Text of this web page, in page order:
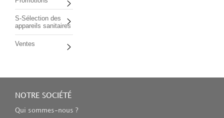
S-Sélection des
appareils sanitaires
Ventes
NOTRE SOCIÉTÉ
Qui sommes-nous ?